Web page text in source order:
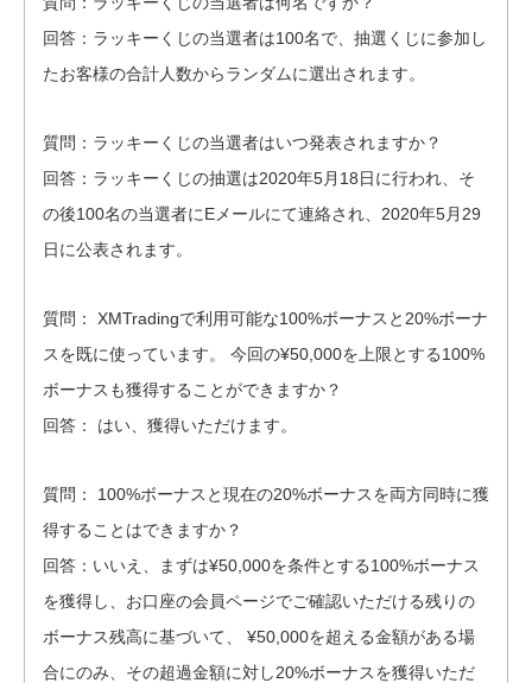
回答：ラッキーくじの当選者は100名で、抽選くじに参加し
たお客様の合計人数からランダムに選出されます。
質問：ラッキーくじの当選者はいつ発表されますか？
回答：ラッキーくじの抽選は2020年5月18日に行われ、そ
の後100名の当選者にEメールにて連絡され、2020年5月29
日に公表されます。
質問： XMTradingで利用可能な100%ボーナスと20%ボーナ
スを既に使っています。 今回の¥50,000を上限とする100%
ボーナスも獲得することができますか？
回答： はい、獲得いただけます。
質問： 100%ボーナスと現在の20%ボーナスを両方同時に獲
得することはできますか？
回答：いいえ、まずは¥50,000を条件とする100%ボーナス
を獲得し、お口座の会員ページでご確認いただける残りの
ボーナス残高に基づいて、 ¥50,000を超える金額がある場
合にのみ、その超過金額に対し20%ボーナスを獲得いただ